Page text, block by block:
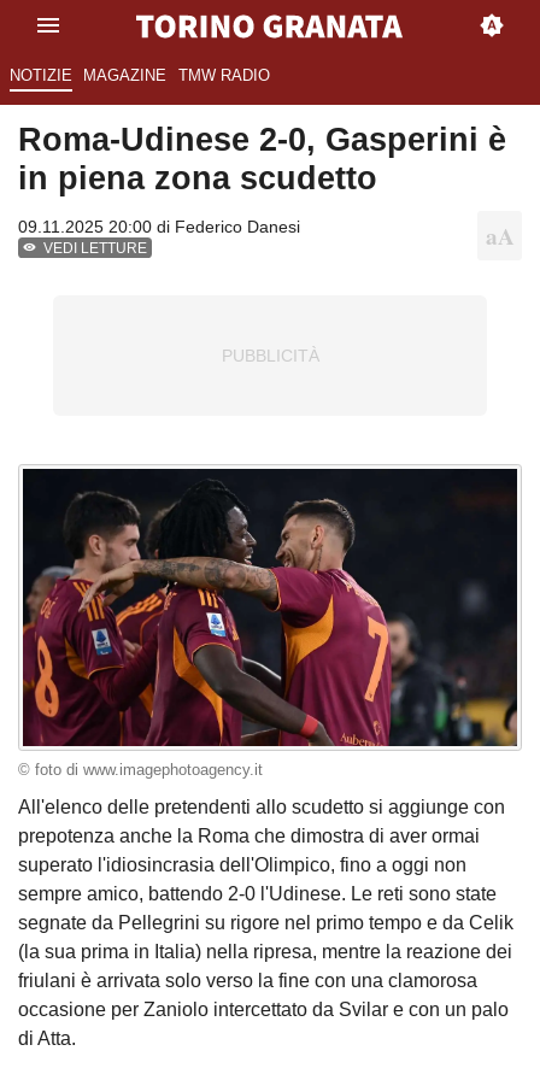
NOTIZIE MAGAZINE TMW RADIO
Roma-Udinese 2-0, Gasperini è
in piena zona scudetto
09.11.2025 20:00 di Federico Danesi
VEDI LETTURE
© foto di www.imagephotoagency.it
All'elenco delle pretendenti allo scudetto si aggiunge con
prepotenza anche la Roma che dimostra di aver ormai
superato l'idiosincrasia dell'Olimpico, fino a oggi non
sempre amico, battendo 2-0 l'Udinese. Le reti sono state
segnate da Pellegrini su rigore nel primo tempo e da Celik
(la sua prima in Italia) nella ripresa, mentre la reazione dei
friulani è arrivata solo verso la fine con una clamorosa
occasione per Zaniolo intercettato da Svilar e con un palo
di Atta.